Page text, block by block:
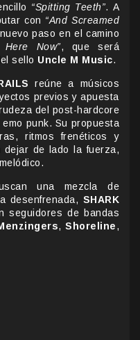
“Spitting Teeth”. A
con “And Screamed
paso en el camino
Now”, que será
sello Uncle M Music.
reúne a músicos
previos y apuesta
del post-hardcore
punk. Su propuesta
ritmos frenéticos y
dejar de lado la fuerza,
una mezcla de
desenfrenada, SHARK
seguidores de bandas
,Shoreline,